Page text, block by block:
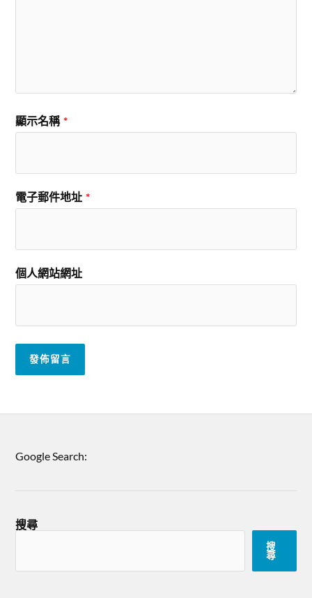
顯示名稱 *
電子郵件地址 *
個人網站網址
Google Search:
搜尋
搜
尋